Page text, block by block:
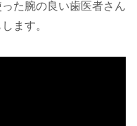
た腕の良い歯医者さん
ます。